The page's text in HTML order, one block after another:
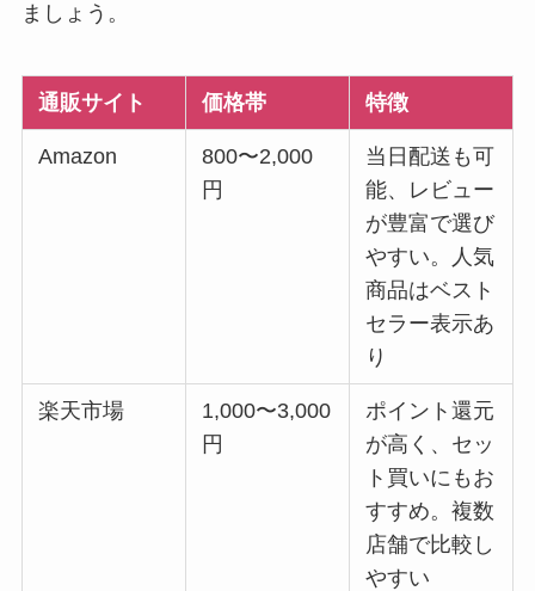
ましょう。
通販サイト 価格帯 特徴
Amazon
800〜2,000
円
当日配送も可
能、レビュー
が豊富で選び
やすい。人気
商品はベスト
セラー表示あ
り
楽天市場
1,000〜3,000
円
ポイント還元
が高く、セッ
ト買いにもお
すすめ。複数
店舗で比較し
やすい